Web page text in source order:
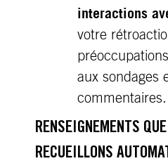
interactions
votre
aux sondages
commentaires.
RENSEIGNEMENTS
RECUEILLONS